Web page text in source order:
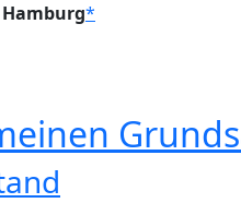
Hamburg*